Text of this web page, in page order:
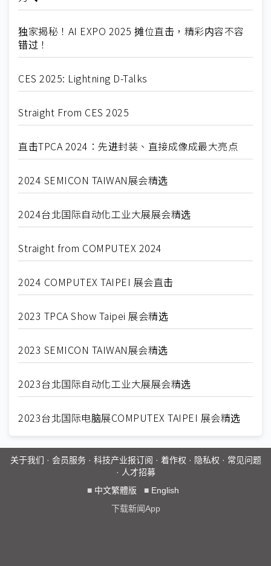
独家揭秘！AI EXPO 2025 摊位直击，精彩内容不容
错过！
CES 2025: Lightning D-Talks
Straight From CES 2025
直击TPCA 2024：先进封装、直接成像成最大亮点
2024 SEMICON TAIWAN展会精选
2024台北国际自动化工业大展展会精选
Straight from COMPUTEX 2024
2024 COMPUTEX TAIPEI 展会直击
2023 TPCA Show Taipei 展会精选
2023 SEMICON TAIWAN展会精选
2023台北国际自动化工业大展展会精选
2023台北国际电脑展COMPUTEX TAIPEI 展会精选
关于我们 · 会员服务· 科技产业报订阅 · 着作权 · 隐私权 · 常见问题
· 人才招募
■ 中文繁體版 ■ English
下载新闻App